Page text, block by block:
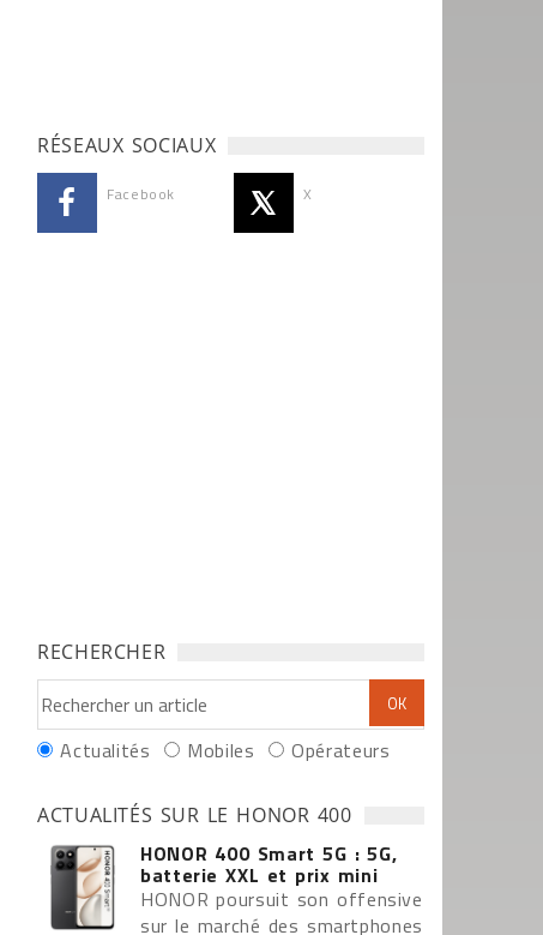
RÉSEAUX SOCIAUX
Facebook X
RECHERCHER
Actualités Mobiles Opérateurs
ACTUALITÉS SUR LE HONOR 400
HONOR 400 Smart 5G : 5G,
batterie XXL et prix mini
HONOR poursuit son offensive
sur le marché des smartphones